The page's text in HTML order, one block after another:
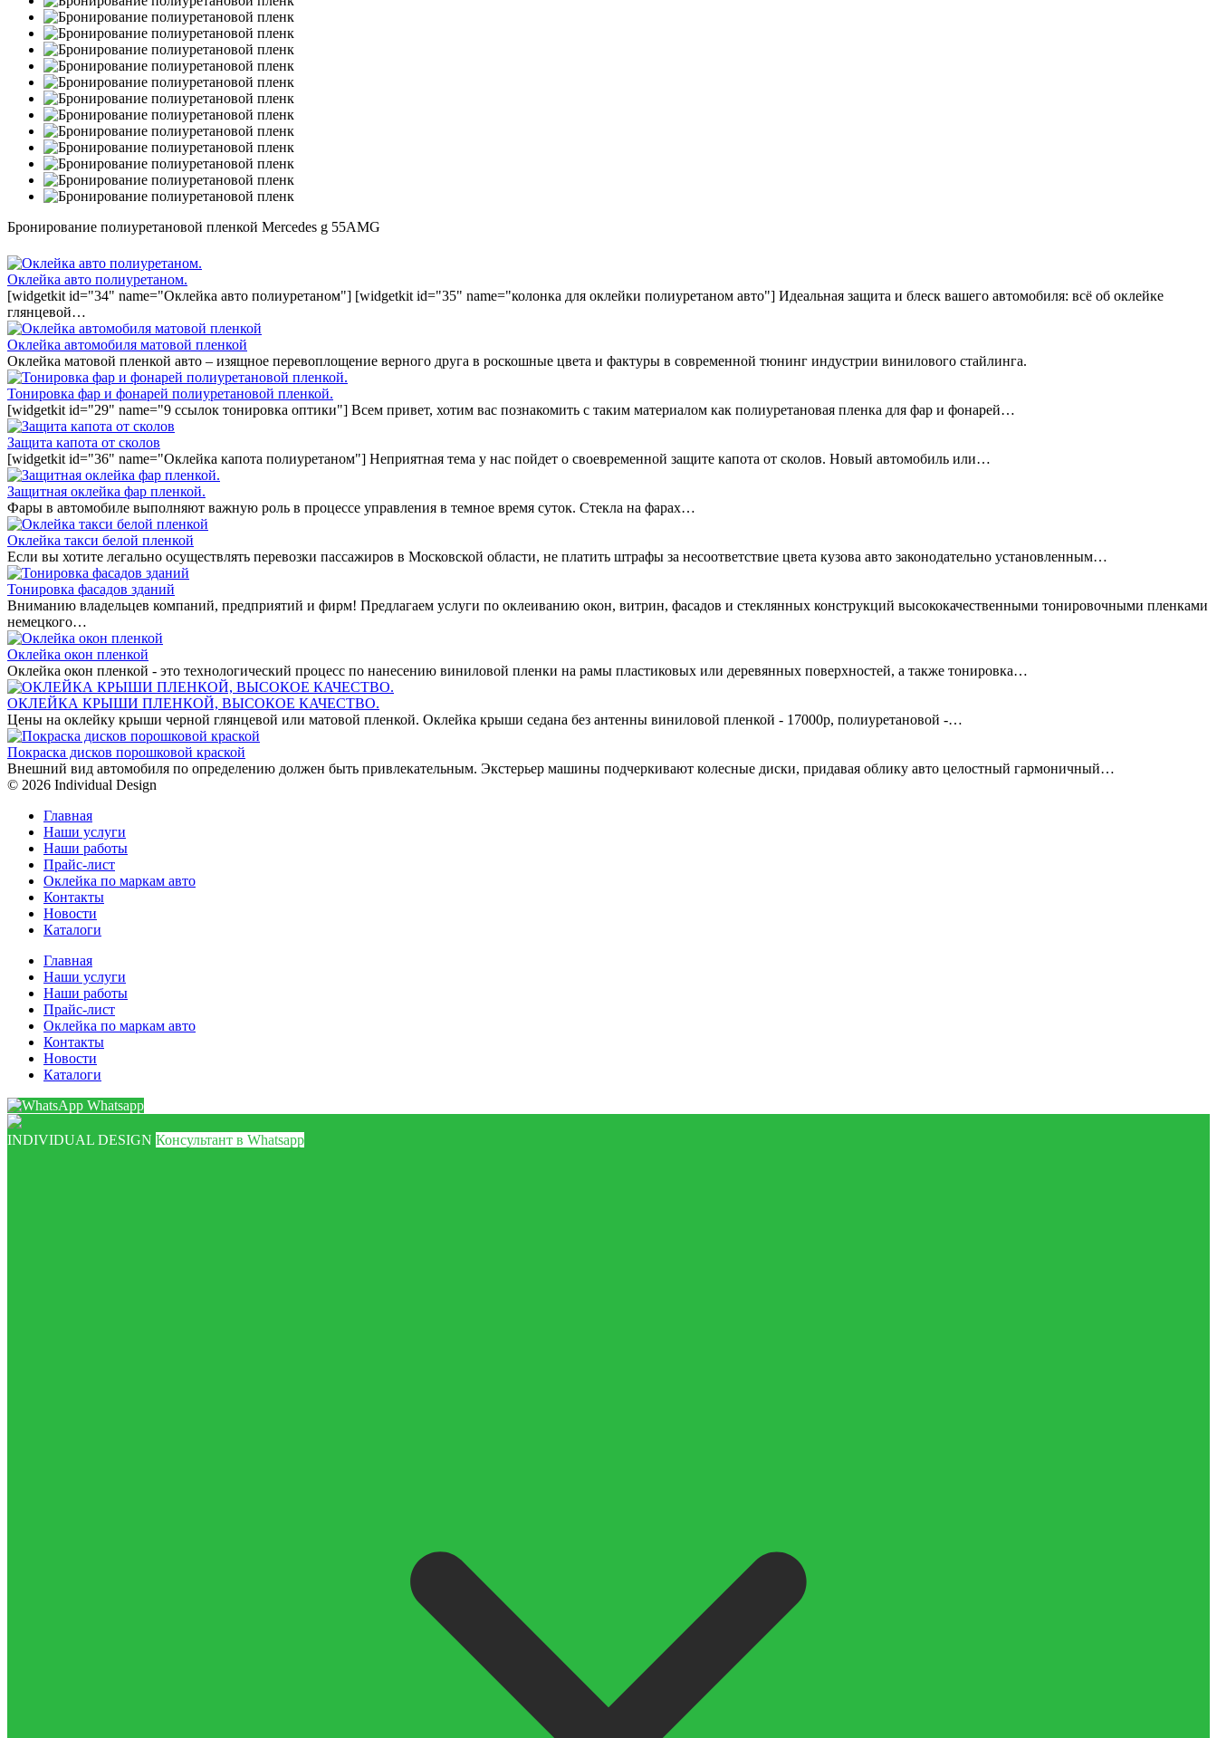
Бронирование полиуретановой пленкой Mercedes g 55AMG
Оклейка авто полиуретаном.
[widgetkit id="34" name="Оклейка авто полиуретаном"] [widgetkit id="35" name="колонка для оклейки полиуретаном авто"] Идеальная защита и блеск вашего автомобиля: всё об оклейке
глянцевой…
Оклейка автомобиля матовой пленкой
Оклейка матовой пленкой авто – изящное перевоплощение верного друга в роскошные цвета и фактуры в современной тюнинг индустрии винилового стайлинга.
Тонировка фар и фонарей полиуретановой пленкой.
[widgetkit id="29" name="9 ссылок тонировка оптики"] Всем привет, хотим вас познакомить с таким материалом как полиуретановая пленка для фар и фонарей…
Защита капота от сколов
[widgetkit id="36" name="Оклейка капота полиуретаном"] Неприятная тема у нас пойдет о своевременной защите капота от сколов. Новый автомобиль или…
Защитная оклейка фар пленкой.
Фары в автомобиле выполняют важную роль в процессе управления в темное время суток. Стекла на фарах…
Оклейка такси белой пленкой
Если вы хотите легально осуществлять перевозки пассажиров в Московской области, не платить штрафы за несоответствие цвета кузова авто законодательно установленным…
Тонировка фасадов зданий
Вниманию владельцев компаний, предприятий и фирм! Предлагаем услуги по оклеиванию окон, витрин, фасадов и стеклянных конструкций высококачественными тонировочными пленками
немецкого…
Оклейка окон пленкой
Оклейка окон пленкой - это технологический процесс по нанесению виниловой пленки на рамы пластиковых или деревянных поверхностей, а также тонировка…
ОКЛЕЙКА КРЫШИ ПЛЕНКОЙ, ВЫСОКОЕ КАЧЕСТВО.
Цены на оклейку крыши черной глянцевой или матовой пленкой. Оклейка крыши седана без антенны виниловой пленкой - 17000р, полиуретановой -…
Покраска дисков порошковой краской
Внешний вид автомобиля по определению должен быть привлекательным. Экстерьер машины подчеркивают колесные диски, придавая облику авто целостный гармоничный…
© 2026 Individual Design
Главная
Наши услуги
Наши работы
Прайс-лист
Оклейка по маркам авто
Контакты
Новости
Каталоги
Главная
Наши услуги
Наши работы
Прайс-лист
Оклейка по маркам авто
Контакты
Новости
Каталоги
Whatsapp
INDIVIDUAL DESIGN Консультант в Whatsapp